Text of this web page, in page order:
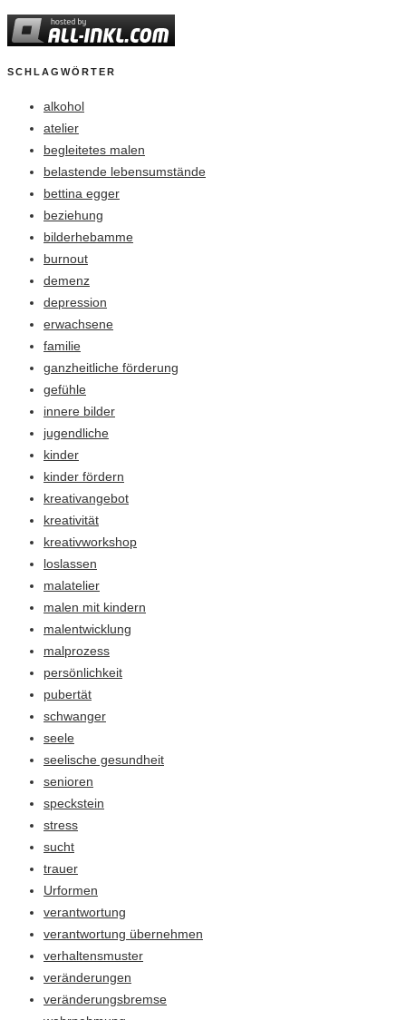
SCHLAGWÖRTER
alkohol
atelier
begleitetes malen
belastende lebensumstände
bettina egger
beziehung
bilderhebamme
burnout
demenz
depression
erwachsene
familie
ganzheitliche förderung
gefühle
innere bilder
jugendliche
kinder
kinder fördern
kreativangebot
kreativität
kreativworkshop
loslassen
malatelier
malen mit kindern
malentwicklung
malprozess
persönlichkeit
pubertät
schwanger
seele
seelische gesundheit
senioren
speckstein
stress
sucht
trauer
Urformen
verantwortung
verantwortung übernehmen
verhaltensmuster
veränderungen
veränderungsbremse